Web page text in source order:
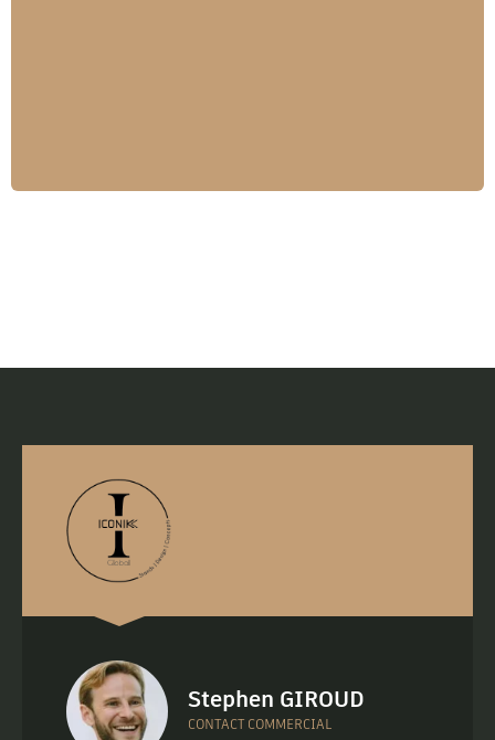
Stephen GIROUD
CONTACT COMMERCIAL